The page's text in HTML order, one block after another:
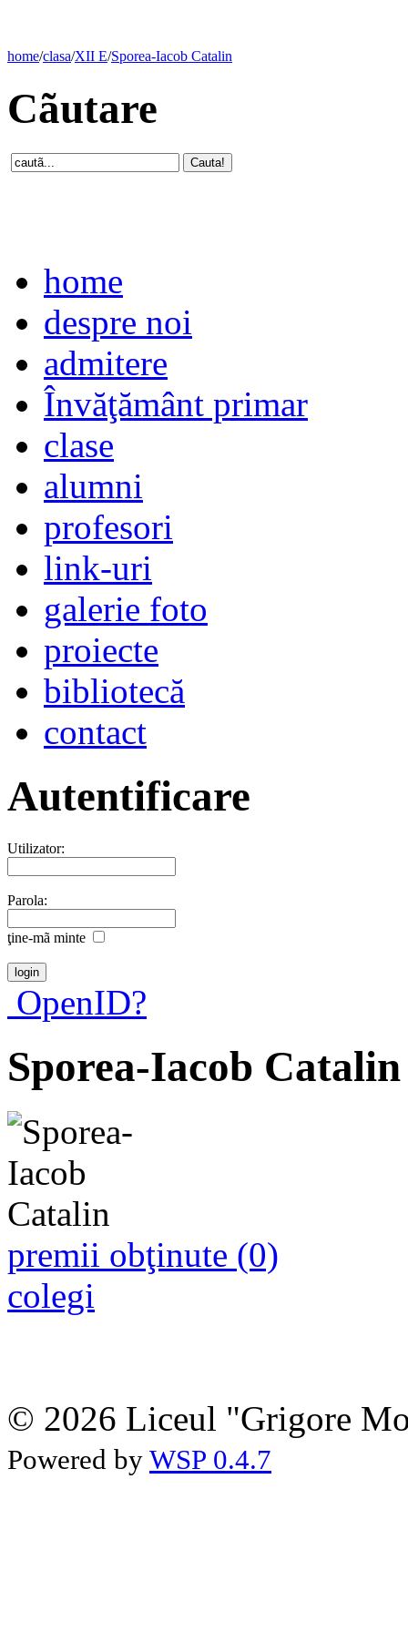
home/clasa/XII E/Sporea-Iacob Catalin
Cãutare
home
despre noi
admitere
Învăţământ primar
clase
alumni
profesori
link-uri
galerie foto
proiecte
bibliotecă
contact
Autentificare
Utilizator:
Parola:
ţine-mã minte
OpenID?
Sporea-Iacob Catalin
premii obţinute (0)
colegi
© 2026 Liceul "Grigore
Powered by WSP 0.4.7